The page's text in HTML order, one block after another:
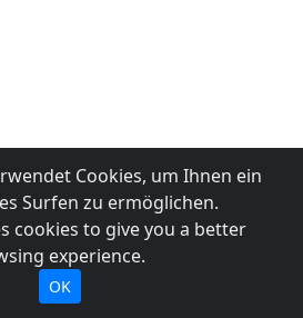
Cookies, um Ihnen ein
Surfen zu ermöglichen.
cookies to give you a better
experience.
OK